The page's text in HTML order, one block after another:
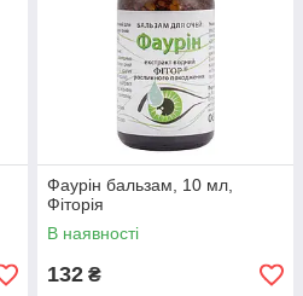
Фаурін бальзам, 10 мл,
Фіторія
В наявності
132 ₴